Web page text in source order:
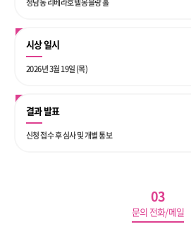
청담동 리베라호텔 몽블랑 홀
시상 일시
2026년 3월 19일 (목)
결과 발표
신청 접수 후 심사 및 개별 통보
03
문의 전화/메일